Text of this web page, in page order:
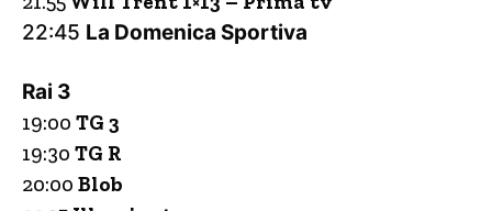
22:45 La Domenica Sportiva
Rai 3
19:00 TG 3
19:30 TG R
20:00 Blob